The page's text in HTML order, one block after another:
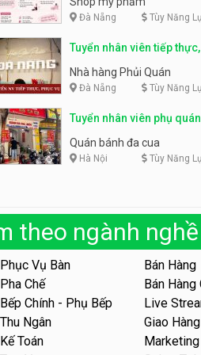
trực page,
GRAVI
Tuyển
KIBO KIDS
Tuyển
Công ty
Tuyển
Tuyển
tối – quán
Quán kem
Tuyển
Bún Đậu
Bún Đậu
Đà Nẵng Tùy Năng
Tuyển nhân viên tiếp
Nhà hàng Phủi Quán
Đà Nẵng Tùy Năng
Tuyển nhân viên phụ
Quán bánh đa cua
Hà Nội Tùy Năng
theo ngành nghề
Phục Vụ Bàn
Bán Hàng
Pha Chế
Bán Hàng
Bếp Chính - Phụ Bếp
Live
Thu Ngân
Giao Hàng
Kế Toán
Marketing